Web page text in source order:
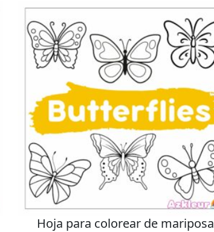
Hoja para colorear de mariposa